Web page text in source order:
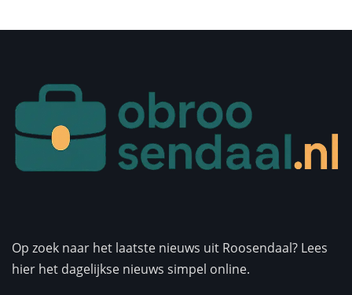
Op zoek naar het laatste nieuws uit Roosendaal? Lees
hier het dagelijkse nieuws simpel online.